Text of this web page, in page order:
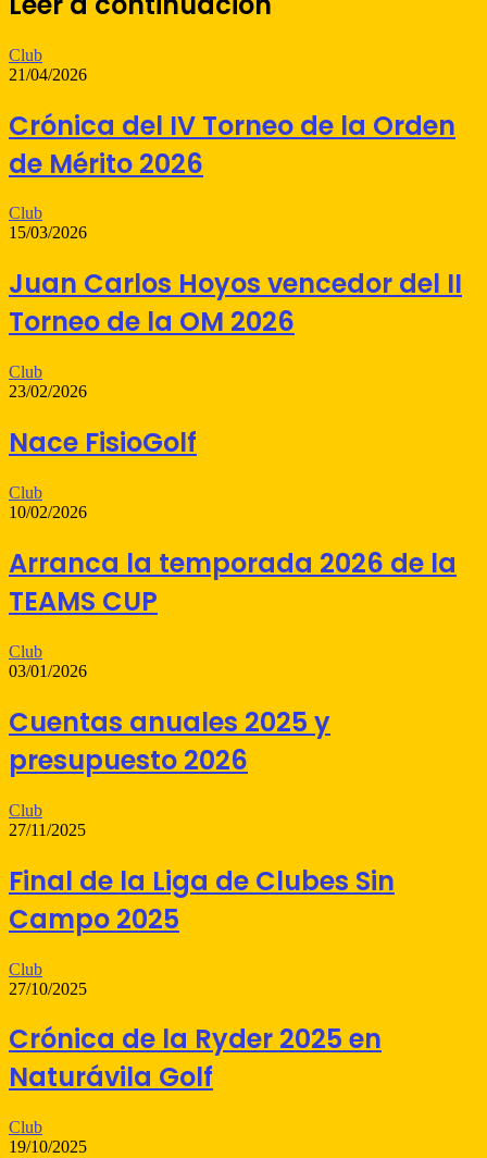
electrónico
Club
21/04/2026
Crónica del IV Torneo de la Orden
de Mérito 2026
Club
15/03/2026
Juan Carlos Hoyos vencedor del II
Torneo de la OM 2026
Club
23/02/2026
Nace FisioGolf
Club
10/02/2026
Arranca la temporada 2026 de la
TEAMS CUP
Club
03/01/2026
Cuentas anuales 2025 y
presupuesto 2026
Club
27/11/2025
Final de la Liga de Clubes Sin
Campo 2025
Club
27/10/2025
Crónica de la Ryder 2025 en
Naturávila Golf
Club
19/10/2025